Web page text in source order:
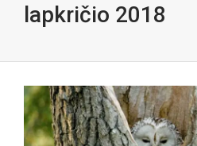
lapkričio 2018